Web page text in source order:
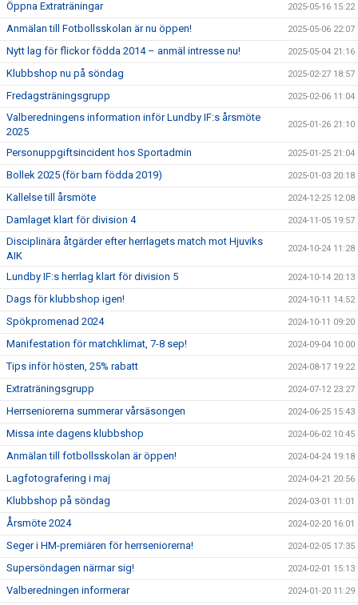
Öppna Extraträningar 2025-05-16 15:22
Anmälan till Fotbollsskolan är nu öppen! 2025-05-06 22:07
Nytt lag för flickor födda 2014 – anmäl intresse nu! 2025-05-04 21:16
Klubbshop nu på söndag 2025-02-27 18:57
Fredagsträningsgrupp 2025-02-06 11:04
Valberedningens information inför Lundby IF:s årsmöte
2025
2025-01-26 21:10
Personuppgiftsincident hos Sportadmin 2025-01-25 21:04
Bollek 2025 (för barn födda 2019) 2025-01-03 20:18
Kallelse till årsmöte 2024-12-25 12:08
Damlaget klart för division 4 2024-11-05 19:57
Disciplinära åtgärder efter herrlagets match mot Hjuviks
AIK
2024-10-24 11:28
Lundby IF:s herrlag klart för division 5 2024-10-14 20:13
Dags för klubbshop igen! 2024-10-11 14:52
Spökpromenad 2024 2024-10-11 09:20
Manifestation för matchklimat, 7-8 sep! 2024-09-04 10:00
Tips inför hösten, 25% rabatt 2024-08-17 19:22
Extraträningsgrupp 2024-07-12 23:27
Herrseniorerna summerar vårsäsongen 2024-06-25 15:43
Missa inte dagens klubbshop 2024-06-02 10:45
Anmälan till fotbollsskolan är öppen! 2024-04-24 19:18
Lagfotografering i maj 2024-04-21 20:56
Klubbshop på söndag 2024-03-01 11:01
Årsmöte 2024 2024-02-20 16:01
Seger i HM-premiären för herrseniorerna! 2024-02-05 17:35
Supersöndagen närmar sig! 2024-02-01 15:13
Valberedningen informerar 2024-01-20 11:29